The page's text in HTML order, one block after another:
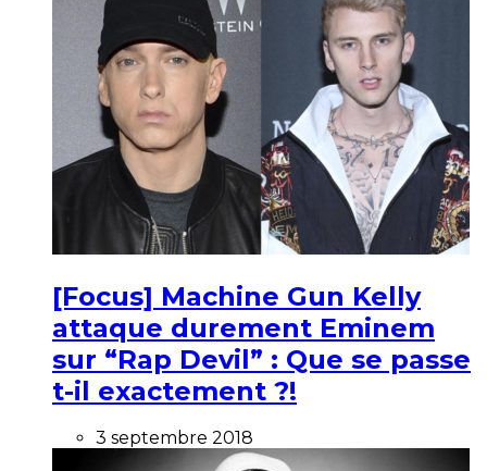
[Focus] Machine Gun Kelly
attaque durement Eminem
sur “Rap Devil” : Que se passe
t-il exactement ?!
3 septembre 2018